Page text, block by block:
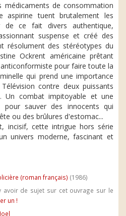
médicaments de consommation
aspirine tuent brutalement les
de ce fait divers authentique,
suspense et créé des
résolument des stéréotypes du
Ockrent américaine prêtant
pour faire toute la
qui prend une importance
contre deux puissants
Un combat impitoyable et une
sauver des innocents qui
ou des brûlures d'estomac...
incisif, cette intrigue hors série
univers moderne, fascinant et
(roman français) (1986)
avoir de sujet sur cet ouvrage sur le
un !